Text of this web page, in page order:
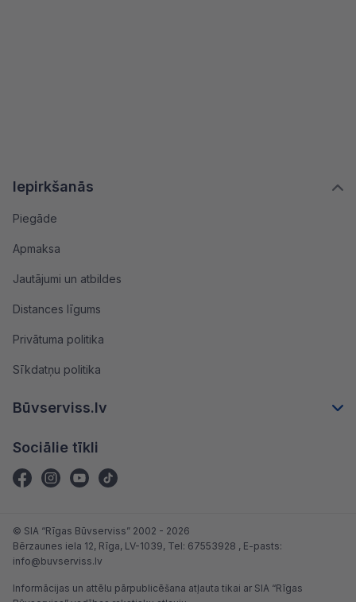
Iepirkšanās
Piegāde
Apmaksa
Jautājumi un atbildes
Distances līgums
Privātuma politika
Sīkdatņu politika
Būvserviss.lv
Sociālie tīkli
© SIA “Rīgas Būvserviss” 2002 - 2026
Bērzaunes iela 12, Rīga, LV-1039, Tel: 67553928 , E-pasts:
info@buvserviss.lv
Informācijas un attēlu pārpublicēšana atļauta tikai ar SIA “Rīgas